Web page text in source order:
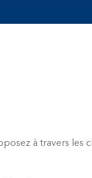
à travers les